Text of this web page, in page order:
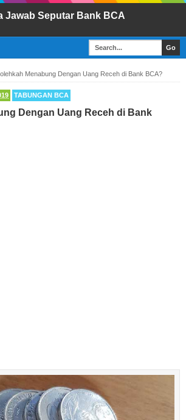
Jawab Seputar Bank BCA
Menabung Dengan Uang Receh di Bank BCA?
TABUNGAN BCA
Dengan Uang Receh di Bank